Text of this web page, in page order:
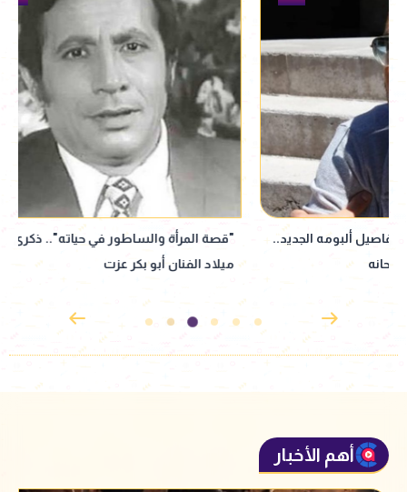
"قصة المرأة والساطور في حياته".. ذكرى
ميلاد الفنان أبو بكر عزت
الفنان رامي وحيد
كليرمونت أصعب
أهم الأخبار